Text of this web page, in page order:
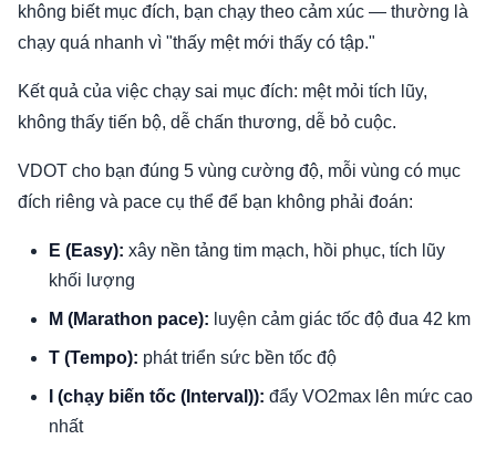
không biết mục đích, bạn chạy theo cảm xúc — thường là
chạy quá nhanh vì "thấy mệt mới thấy có tập."
Kết quả của việc chạy sai mục đích: mệt mỏi tích lũy,
không thấy tiến bộ, dễ chấn thương, dễ bỏ cuộc.
VDOT cho bạn đúng 5 vùng cường độ, mỗi vùng có mục
đích riêng và pace cụ thể để bạn không phải đoán:
E (Easy): xây nền tảng tim mạch, hồi phục, tích lũy
khối lượng
M (Marathon pace): luyện cảm giác tốc độ đua 42 km
T (Tempo): phát triển sức bền tốc độ
I (chạy biến tốc (Interval)): đẩy VO2max lên mức cao
nhất